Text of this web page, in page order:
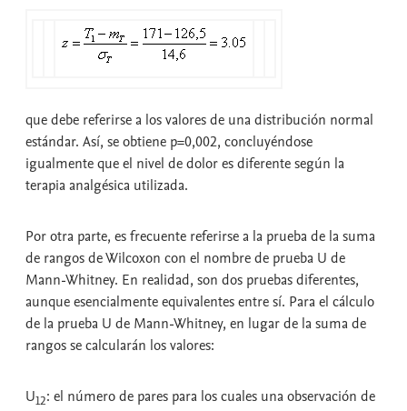
que debe referirse a los valores de una distribución normal
estándar. Así, se obtiene p=0,002, concluyéndose
igualmente que el nivel de dolor es diferente según la
terapia analgésica utilizada.
Por otra parte, es frecuente referirse a la prueba de la suma
de rangos de Wilcoxon con el nombre de prueba U de
Mann-Whitney. En realidad, son dos pruebas diferentes,
aunque esencialmente equivalentes entre sí. Para el cálculo
de la prueba U de Mann-Whitney, en lugar de la suma de
rangos se calcularán los valores:
U12: el número de pares para los cuales una observación de